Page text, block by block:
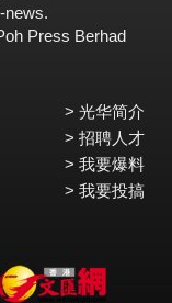
news.
Press Berhad
> 光华简介
> 招聘人才
> 我要爆料
> 我要投搞